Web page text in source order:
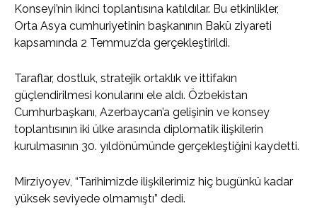
Konseyi’nin ikinci toplantısına katıldılar. Bu etkinlikler,
Orta Asya cumhuriyetinin başkanının Bakü ziyareti
kapsamında 2 Temmuz’da gerçekleştirildi.
Taraflar, dostluk, stratejik ortaklık ve ittifakın
güçlendirilmesi konularını ele aldı. Özbekistan
Cumhurbaşkanı, Azerbaycan’a gelişinin ve konsey
toplantısının iki ülke arasında diplomatik ilişkilerin
kurulmasının 30. yıldönümünde gerçekleştiğini kaydetti.
Mirziyoyev, “Tarihimizde ilişkilerimiz hiç bugünkü kadar
yüksek seviyede olmamıştı” dedi.